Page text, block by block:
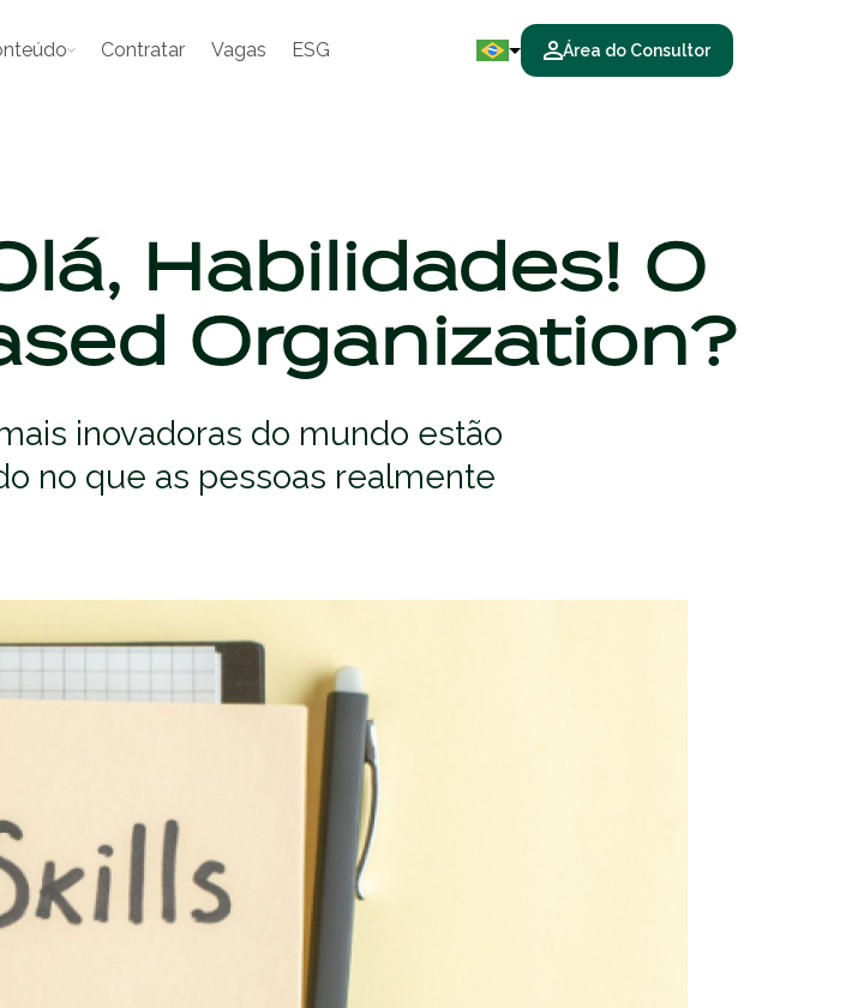
Contratar Vagas ESG Área do Consultor
Habilidades! O
Organization?
inovadoras do mundo estão
no que as pessoas realmente